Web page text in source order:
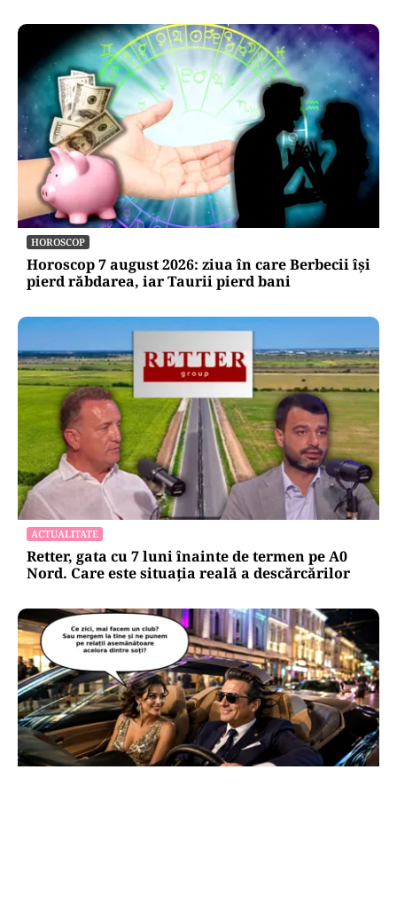
HOROSCOP
Horoscop 7 august 2026: ziua în care Berbecii își
pierd răbdarea, iar Taurii pierd bani
ACTUALITATE
Retter, gata cu 7 luni înainte de termen pe A0
Nord. Care este situația reală a descărcărilor